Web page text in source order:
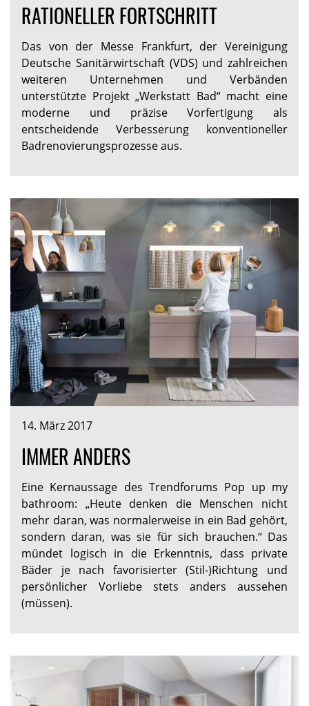
RATIONELLER FORTSCHRITT
Das von der Messe Frankfurt, der Vereinigung
Deutsche Sanitärwirtschaft (VDS) und zahlreichen
weiteren Unternehmen und Verbänden
unterstützte Projekt „Werkstatt Bad“ macht eine
moderne und präzise Vorfertigung als
entscheidende Verbesserung konventioneller
Badrenovierungsprozesse aus.
14. März 2017
IMMER ANDERS
Eine Kernaussage des Trendforums Pop up my
bathroom: „Heute denken die Menschen nicht
mehr daran, was normalerweise in ein Bad gehört,
sondern daran, was sie für sich brauchen.“ Das
mündet logisch in die Erkenntnis, dass private
Bäder je nach favorisierter (Stil-)Richtung und
persönlicher Vorliebe stets anders aussehen
(müssen).